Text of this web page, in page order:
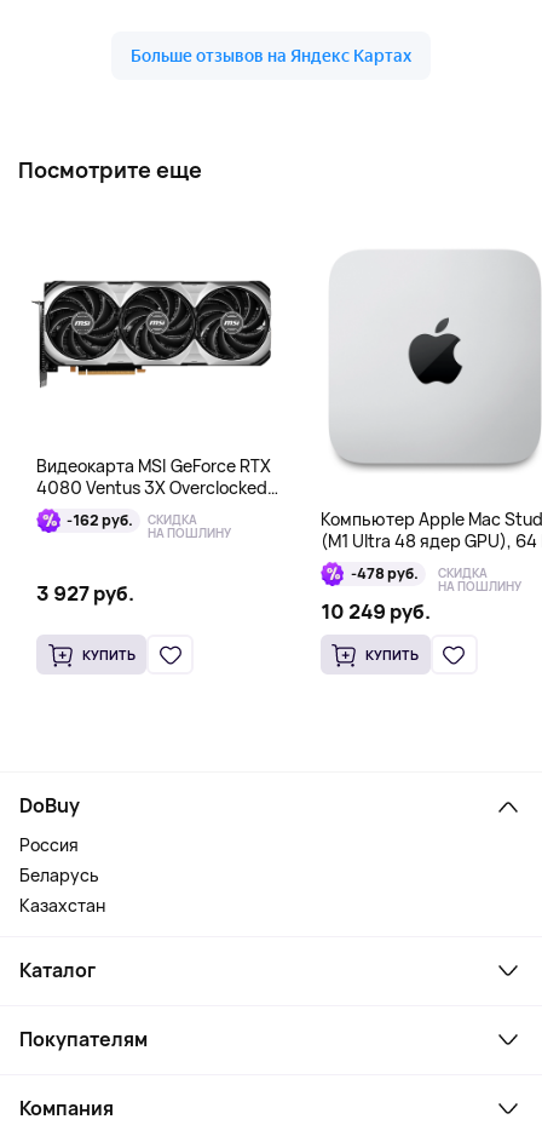
Посмотрите еще
Видеокарта MSI GeForce RTX
4080 Ventus 3X Overclocked
16GB DDR6X
-162 руб. СКИДКА
НА ПОШЛИНУ
3 927 руб.
КУПИТЬ
Компьютер Apple Mac
(M1 Ultra 48 ядер GPU), 64
1 Тб -478 руб. СКИДКА
НА ПОШЛИНУ
10 249 руб.
КУПИТЬ
DoBuy
Россия
Беларусь
Казахстан
Каталог
Ноутбуки, мониторы, VR
Косметика и уход
Покупателям
Как заказать
Компания